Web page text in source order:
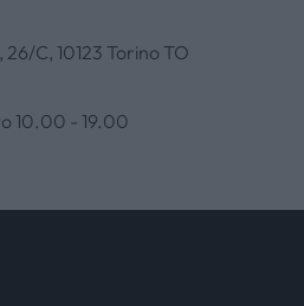
C, 10123 Torino TO
10.00 - 19.00